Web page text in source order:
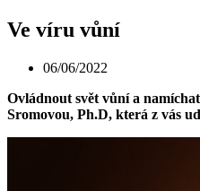
Ve víru vůní
06/06/2022
Ovládnout svět vůní a
Sromovou, Ph.D, která z vás